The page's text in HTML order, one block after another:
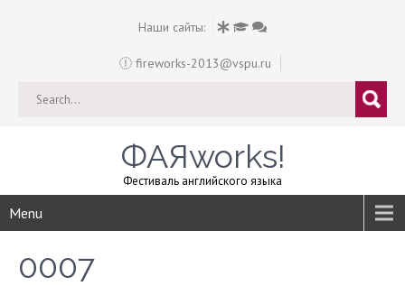
Наши сайты:
fireworks-2013@vspu.ru
ФАЯworks!
Фестиваль английского языка
Menu
0007